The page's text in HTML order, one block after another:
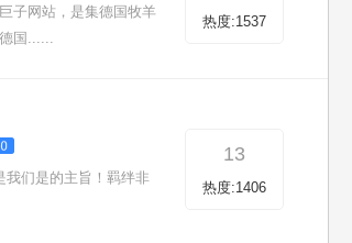
子网站，是集德国牧羊
国......
热度:1537
我们是的主旨！羁绊非
13
热度:1406